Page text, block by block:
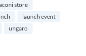
store
launch event
ungaro